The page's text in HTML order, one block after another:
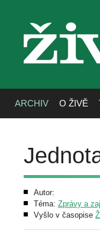
ARCHIV O ŽIVĚ
Autor:
Téma: Zprávy a
Vyšlo v časopise